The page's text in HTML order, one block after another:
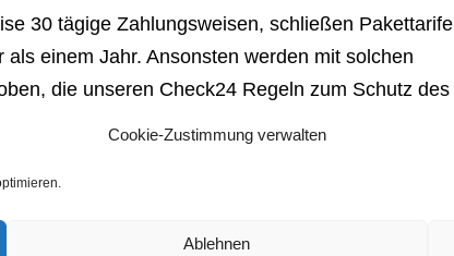
Cookie-Zustimmung verwalten
Ablehnen
30 tägige Zahlungsweisen, schließen Pakettarife
einem Jahr. Ansonsten werden mit solchen
die unseren Check24 Regeln zum Schutz des
im Stromvergleich erhalten unsere Kunden in
Vertragspartner gewähren Neukunden in den
Stromlieferanten auswechseln mag, bestimmt
nach dem besten Angebot. Sehr häufig